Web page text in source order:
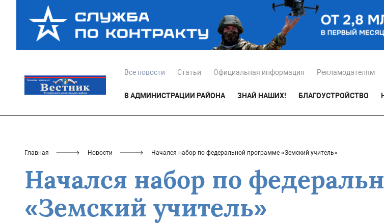
Все новости Статьи Официальная информация Рекламодателям
В АДМИНИСТРАЦИИ РАЙОНА ЗНАЙ НАШИХ! БЛАГОУСТРОЙСТВО
Главная Новости Начался набор по федеральной программе «Земский учитель»
Начался набор по
«Земский учитель»